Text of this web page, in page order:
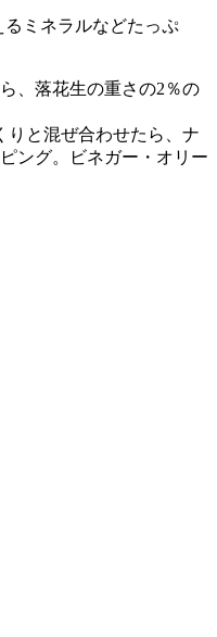
ミネラルなどたっぷ
、落花生の重さの2％の
りと混ぜ合わせたら、ナ
ング。ビネガー・オリー